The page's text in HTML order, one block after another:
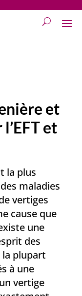
et
et
la plus
maladies
vertiges
cause que
une
des
la plupart
à une
vertige